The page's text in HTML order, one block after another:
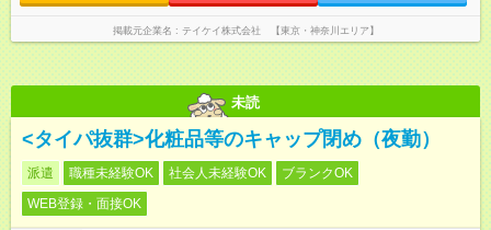
掲載元企業名 テイケイ株式会社 【東京・神奈川エリア】
未読
<タイパ抜群>化粧品等のキャップ閉め（夜勤）
派遣 職種未経験OK 社会人未経験OK
ブランクOK
WEB登録・面接OK